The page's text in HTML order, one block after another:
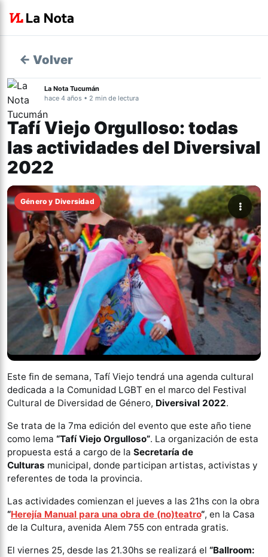
← Volver
La Nota Tucumán
hace 4 años • 2 min de lectura
Tafí Viejo Orgulloso: todas
las actividades del Diversival
2022
Género y Diversidad
Este fin de semana, Tafí Viejo tendrá una agenda cultural
dedicada a la Comunidad LGBT en el marco del Festival
Cultural de Diversidad de Género, Diversival 2022.
Se trata de la 7ma edición del evento que este año tiene
como lema “Tafí Viejo Orgulloso”. La organización de esta
propuesta está a cargo de la Secretaría de
Culturas municipal, donde participan artistas, activistas y
referentes de toda la provincia.
Las actividades comienzan el jueves a las 21hs con la obra
“Herejía Manual para una obra de (no)teatro“, en la Casa
de la Cultura, avenida Alem 755 con entrada gratis.
El viernes 25, desde las 21.30hs se realizará el “Ballroom: